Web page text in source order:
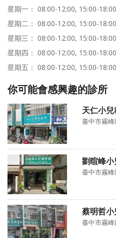
星期一： 08:00-12:00, 15:00-
星期二： 08:00-12:00, 15:00-
星期三： 08:00-12:00, 15:00-
星期四： 08:00-12:00, 15:00-
星期五： 08:00-12:00, 15:00-
你可能會感興趣的診所
天仁小
劉暄峰
臺中市霧
蔡明哲
臺中市霧